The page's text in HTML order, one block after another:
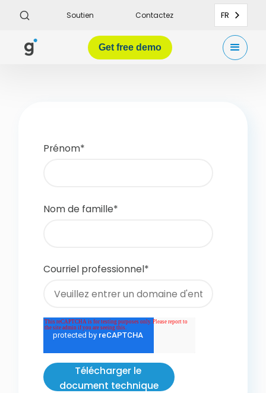
Soutien Contactez FR
Get free demo
Prénom*
Nom de famille*
Courriel professionnel*